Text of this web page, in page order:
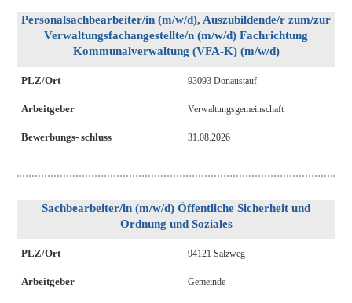
Personalsachbearbeiter/in (m/w/d), Auszubildende/r zum/zur
Verwaltungsfachangestellte/n (m/w/d) Fachrichtung
Kommunalverwaltung (VFA-K) (m/w/d)
PLZ/Ort
Arbeitgeber
Bewerbungs- schluss
93093 Donaustauf
Verwaltungsgemeinschaft
31.08.2026
Sachbearbeiter/in (m/w/d) Öffentliche Sicherheit und
Ordnung und Soziales
PLZ/Ort
Arbeitgeber
94121 Salzweg
Gemeinde